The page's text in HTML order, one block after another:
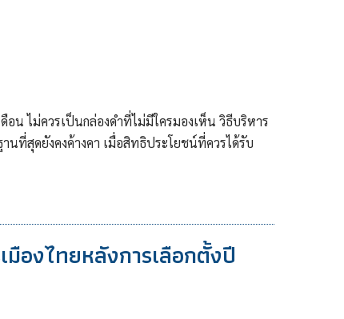
น ไม่ควรเป็นกล่องดำที่ไม่มีใครมองเห็น วิธีบริหาร
ที่สุดยังคงค้างคา เมื่อสิทธิประโยชน์ที่ควรได้รับ
องไทยหลังการเลือกตั้งปี